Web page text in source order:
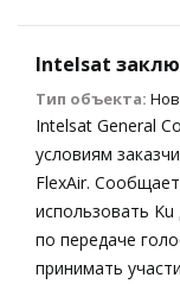
Intelsat
Тип объекта:
Intelsat General
условиям
FlexAir.
использовать
по передаче
принимать